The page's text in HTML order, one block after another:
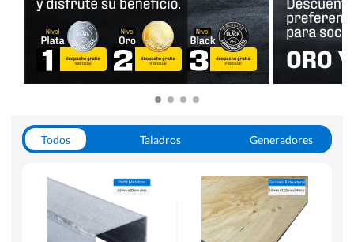
Todos Taladros
Generadores
Herramientas Manuales
Sierras Circulares